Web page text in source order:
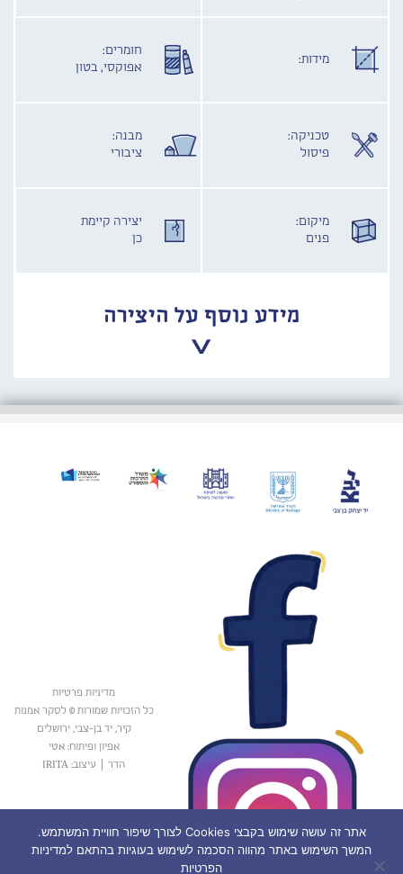
מידות:
חומרים:
אפוקסי, בטון
טכניקה:
פיסול
מבנה:
ציבורי
מיקום:
פנים
יצירה קיימת
כן
מידע נוסף על היצירה
מדיניות פרטיות
כל הזכויות שמורות © לסקר אמנות
קיר, יד בן-צבי, ירושלים
אפיון ופיתוח: אטי
הדר
עיצוב: IRITA
אתר זה עושה שימוש בקבצי Cookies לצורך שיפור חוויית המשתמש.
המשך השימוש באתר מהווה הסכמה לשימוש בעוגיות בהתאם למדיניות
הפרטיות